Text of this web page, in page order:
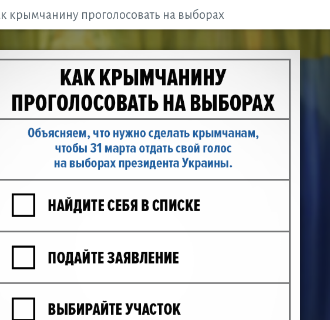
крымчанину проголосовать на выборах